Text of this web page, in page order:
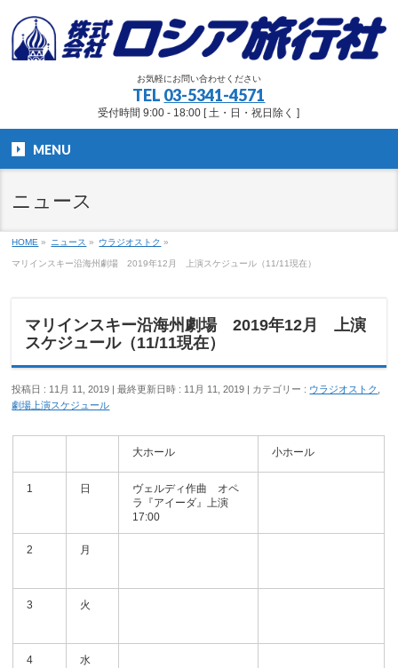
お気軽にお問い合わせください
TEL 03-5341-4571
受付時間 9:00 - 18:00 [ 土・日・祝日除く ]
MENU
ニュース
HOME » ニュース » ウラジオストク »
マリインスキー沿海州劇場 2019年12月 上演スケジュール（11/11現在）
マリインスキー沿海州劇場 2019年12月 上演
スケジュール（11/11現在）
投稿日 : 11月 11, 2019 最終更新日時 : 11月 11, 2019 カテゴリー : ウラジオストク
劇場上演スケジュール
大ホール 小ホール
1 日
ヴェルディ作曲 オペ
ラ『アイーダ』上演
17:00
2 月
3 火
4 水